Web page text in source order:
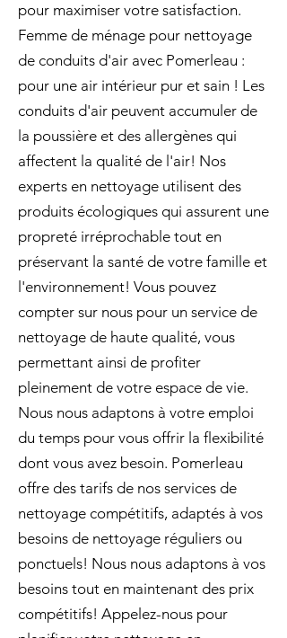
pour maximiser votre satisfaction.
Femme de ménage pour nettoyage
de conduits d'air avec Pomerleau :
pour une air intérieur pur et sain ! Les
conduits d'air peuvent accumuler de
la poussière et des allergènes qui
affectent la qualité de l'air! Nos
experts en nettoyage utilisent des
produits écologiques qui assurent une
propreté irréprochable tout en
préservant la santé de votre famille et
l'environnement! Vous pouvez
compter sur nous pour un service de
nettoyage de haute qualité, vous
permettant ainsi de profiter
pleinement de votre espace de vie.
Nous nous adaptons à votre emploi
du temps pour vous offrir la flexibilité
dont vous avez besoin. Pomerleau
offre des tarifs de nos services de
nettoyage compétitifs, adaptés à vos
besoins de nettoyage réguliers ou
ponctuels! Nous nous adaptons à vos
besoins tout en maintenant des prix
compétitifs! Appelez-nous pour